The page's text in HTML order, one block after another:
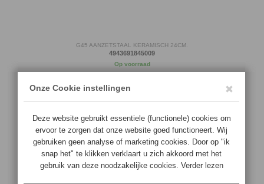
G45 AANZETSTAAL KERAMISCH 24CM.
4943691845009
Op voorraad
BESTEL